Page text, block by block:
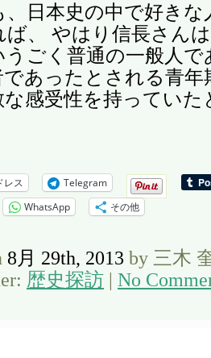
、日本史の中で好きな
ば、 やはり信長さん
うごく普通の一般人
であったとされる青年
な感受性を持っていた
レス
Telegram
WhatsApp その他
8月 29th, 2013 by 三木
歴史探訪 | No